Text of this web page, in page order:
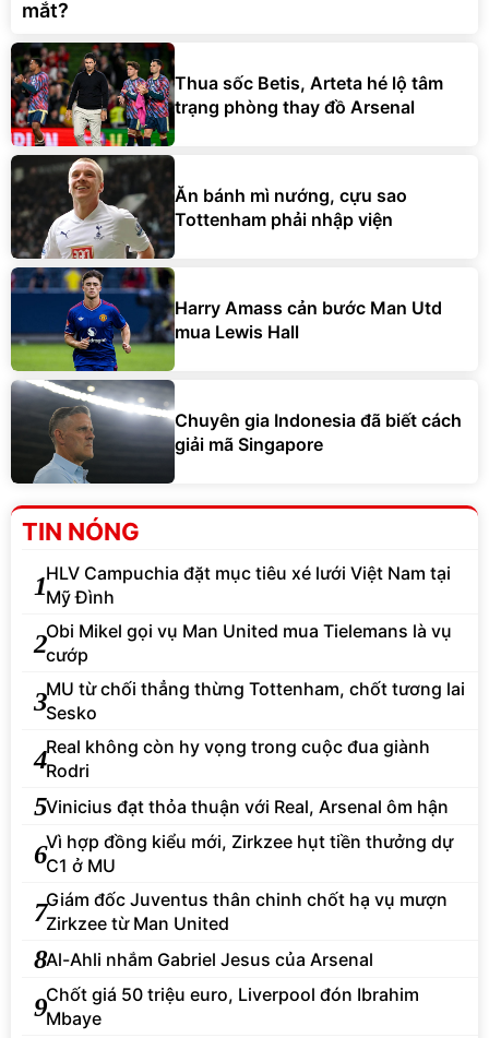
mắt?
Thua sốc Betis, Arteta hé lộ tâm
trạng phòng thay đồ Arsenal
Ăn bánh mì nướng, cựu sao
Tottenham phải nhập viện
Harry Amass cản bước Man Utd
mua Lewis Hall
Chuyên gia Indonesia đã biết cách
giải mã Singapore
TIN NÓNG
1HLV Campuchia đặt mục tiêu xé lưới Việt Nam tại
Mỹ Đình
2Obi Mikel gọi vụ Man United mua Tielemans là vụ
cướp
3MU từ chối thẳng thừng Tottenham, chốt tương lai
Sesko
4Real không còn hy vọng trong cuộc đua giành
Rodri
5Vinicius đạt thỏa thuận với Real, Arsenal ôm hận
6Vì hợp đồng kiểu mới, Zirkzee hụt tiền thưởng dự
C1 ở MU
7Giám đốc Juventus thân chinh chốt hạ vụ mượn
Zirkzee từ Man United
8Al-Ahli nhắm Gabriel Jesus của Arsenal
9Chốt giá 50 triệu euro, Liverpool đón Ibrahim
Mbaye